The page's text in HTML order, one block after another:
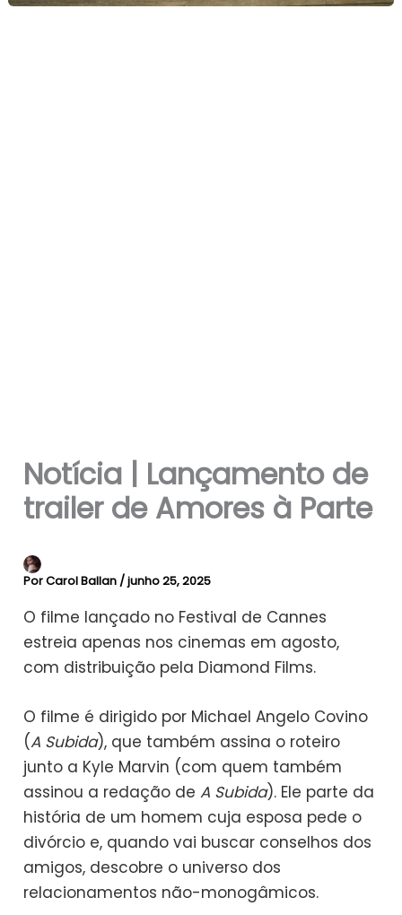
Notícia | Lançamento de
trailer de Amores à Parte
PorCarol Ballan /junho 25, 2025
O filme lançado no Festival de Cannes
estreia apenas nos cinemas em agosto,
com distribuição pela Diamond Films.
O filme é dirigido por Michael Angelo Covino
(A Subida), que também assina o roteiro
junto a Kyle Marvin (com quem também
assinou a redação deA Subida). Ele parte da
história de um homem cuja esposa pede o
divórcio e, quando vai buscar conselhos dos
amigos, descobre o universo dos
relacionamentos não-monogâmicos.